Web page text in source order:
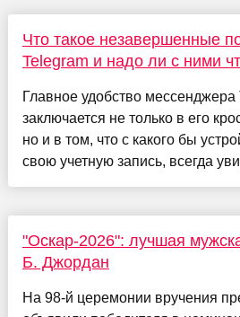
Что такое незавершенные
Telegram и надо ли с ними
Главное удобство мессенджера
заключается не только в его
но и в том, что с какого бы
свою учетную запись, всегда
"Оскар-2026": лучшая
Б. Джордан
На 98-й церемонии вручения